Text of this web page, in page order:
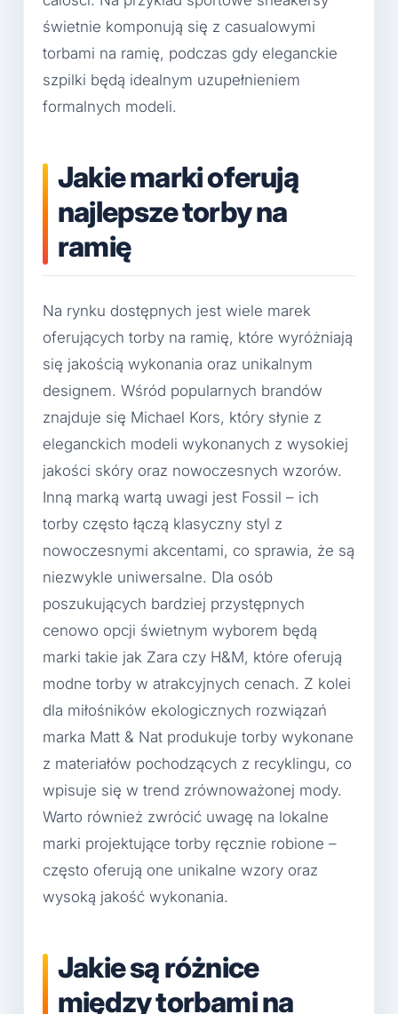
świetnie komponują się z casualowymi
torbami na ramię, podczas gdy eleganckie
szpilki będą idealnym uzupełnieniem
formalnych modeli.
Jakie marki oferują
najlepsze torby na
ramię
Na rynku dostępnych jest wiele marek
oferujących torby na ramię, które wyróżniają
się jakością wykonania oraz unikalnym
designem. Wśród popularnych brandów
znajduje się Michael Kors, który słynie z
eleganckich modeli wykonanych z wysokiej
jakości skóry oraz nowoczesnych wzorów.
Inną marką wartą uwagi jest Fossil – ich
torby często łączą klasyczny styl z
nowoczesnymi akcentami, co sprawia, że są
niezwykle uniwersalne. Dla osób
poszukujących bardziej przystępnych
cenowo opcji świetnym wyborem będą
marki takie jak Zara czy H&M, które oferują
modne torby w atrakcyjnych cenach. Z kolei
dla miłośników ekologicznych rozwiązań
marka Matt & Nat produkuje torby wykonane
z materiałów pochodzących z recyklingu, co
wpisuje się w trend zrównoważonej mody.
Warto również zwrócić uwagę na lokalne
marki projektujące torby ręcznie robione –
często oferują one unikalne wzory oraz
wysoką jakość wykonania.
Jakie są różnice
między torbami na